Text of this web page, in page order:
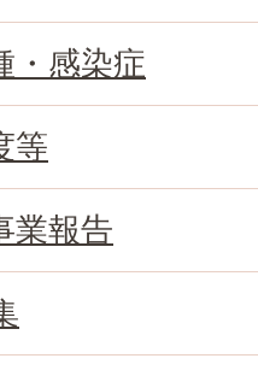
・感染症
等
業報告